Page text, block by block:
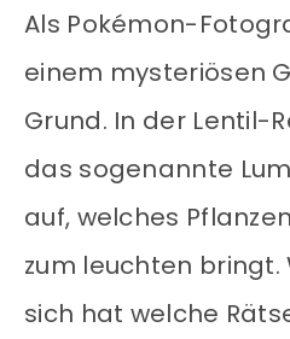
Als Pokémon-
einem mysteriösen
Grund. In der Lentil-
das sogenannte
auf, welches
zum leuchten
sich hat welche